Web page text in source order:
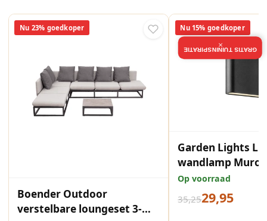
Nu 23% goedkoper
Boender Outdoor
verstelbare loungeset 3-
Nu 15% goedkoper
Garden Lights
wandlamp Muro
warm wit licht
Op voorraad
35,2529,95
GRATIS TUININSPIRATIE
×